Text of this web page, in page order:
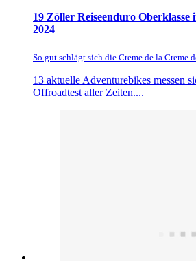
19 Zöller Reiseenduro Oberklasse
2024
So gut schlägt sich die Creme de la Creme
13 aktuelle Adventurebikes messen
Offroadtest aller Zeiten....